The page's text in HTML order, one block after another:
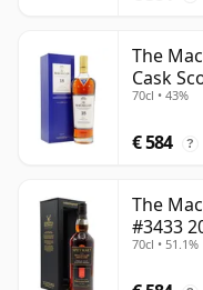
The
Cask
70cl • 43%
€ 584 ?
The
#3433
70cl • 51.1%